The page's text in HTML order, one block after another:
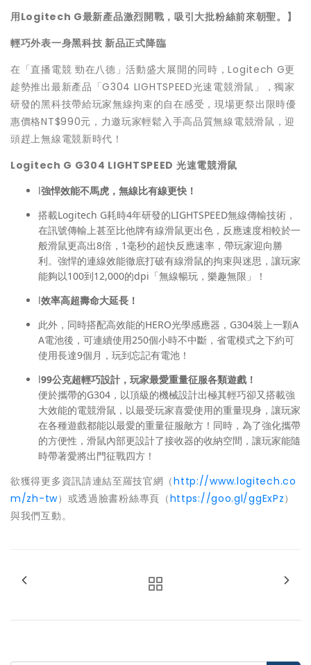
用Logitech G最新產品激烈開戰，吸引大批粉絲前來朝聖。】
輕巧外表一身黑科技 新品正式降臨
在「直播電競 勁在八德」活動盛大展開的同時，Logitech G更
趁勢推出最新產品「G304 LIGHTSPEED光速電競滑鼠」，獨家
研發的黑科技帶給玩家無線拘束的自在感受，現場更祭出限時優
惠價格NT$990元，力邀玩家輕鬆入手高品質無線電競滑鼠，迎
頭趕上無線電競新時代！
Logitech G G304 LIGHTSPEED 光速電競滑鼠
l強悍效能不馬虎，無線比有線更快！
搭載Logitech G耗時4年研發的LIGHTSPEED無線傳輸技術，
在訊號傳輸上甚至比他牌有線滑鼠更出色，反應速度相較於一
般滑鼠更高出8倍，1毫秒的超快反應速率，帶玩家迎向勝
利。強悍的連線效能徹底打破有線滑鼠的拘束與迷思，讓玩家
能夠以100到12,000的dpi「無線暢玩，樂趣無限」！
l效率高超壽命大延長！
此外，同時搭配高效能的HERO光學感應器，G304裝上一顆A
A電池後，可連續使用250個小時不中斷，省電模式之下約可
使用長達9個月，玩到忘記有電池！
l99公克超輕巧設計，玩家最愛重量征服各類遊戲！
便於攜帶的G304，以頂級的機械設計出極其輕巧卻又搭載強
大效能的電競滑鼠，以最受玩家喜愛使用的重量現身，讓玩家
在各種遊戲都能以最愛的重量征服敵方！同時，為了強化攜帶
的方便性，滑鼠內部更設計了接收器的收納空間，讓玩家能隨
時帶著愛將出門征戰四方！
欲獲得更多資訊請連結至羅技官網（http://www.logitech.co
m/zh-tw）或透過臉書粉絲專頁（https://goo.gl/ggExPz）
與我們互動。